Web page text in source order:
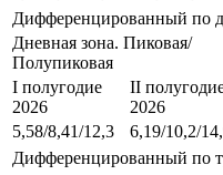
Дифференцированный по
Дневная зона. Пиковая/
Полупиковая
I полугодие
2026
II
2026
5,58/8,41/12,3
6,19/10,2/
Дифференцированный по